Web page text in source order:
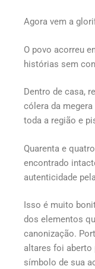
Agora vem a
O povo acorreu
histórias sem
Dentro de casa,
cólera da
toda a região e
Quarenta e
encontrado
autenticidade
Isso é muito
dos elementos
canonização.
altares foi aberto
símbolo de sua